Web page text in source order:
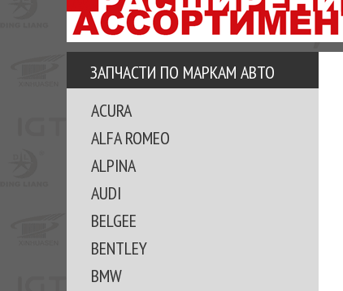
ЗАПЧАСТИ ПО МАРКАМ АВТО
ACURA
ALFA ROMEO
ALPINA
AUDI
BELGEE
BENTLEY
BMW